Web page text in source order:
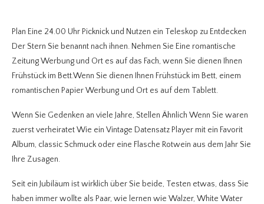
Plan Eine 24.00 Uhr Picknick und Nutzen ein Teleskop zu Entdecken
Der Stern Sie benannt nach ihnen. Nehmen Sie Eine romantische
Zeitung Werbung und Ort es auf das Fach, wenn Sie dienen Ihnen
Frühstück im Bett.Wenn Sie dienen Ihnen Frühstück im Bett, einem
romantischen Papier Werbung und Ort es auf dem Tablett.
Wenn Sie Gedenken an viele Jahre, Stellen Ähnlich Wenn Sie waren
zuerst verheiratet Wie ein Vintage Datensatz Player mit ein Favorit
Album, classic Schmuck oder eine Flasche Rotwein aus dem Jahr Sie
Ihre Zusagen.
Seit ein Jubiläum ist wirklich über Sie beide, Testen etwas, dass Sie
haben immer wollte als Paar, wie lernen wie Walzer, White Water